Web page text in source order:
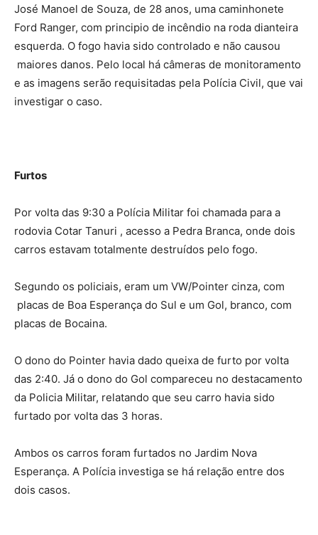
José Manoel de Souza, de 28 anos, uma caminhonete
Ford Ranger, com principio de incêndio na roda dianteira
esquerda. O fogo havia sido controlado e não causou
maiores danos. Pelo local há câmeras de monitoramento
e as imagens serão requisitadas pela Polícia Civil, que vai
investigar o caso.
Furtos
Por volta das 9:30 a Polícia Militar foi chamada para a
rodovia Cotar Tanuri , acesso a Pedra Branca, onde dois
carros estavam totalmente destruídos pelo fogo.
Segundo os policiais, eram um VW/Pointer cinza, com
placas de Boa Esperança do Sul e um Gol, branco, com
placas de Bocaina.
O dono do Pointer havia dado queixa de furto por volta
das 2:40. Já o dono do Gol compareceu no destacamento
da Policia Militar, relatando que seu carro havia sido
furtado por volta das 3 horas.
Ambos os carros foram furtados no Jardim Nova
Esperança. A Polícia investiga se há relação entre dos
dois casos.